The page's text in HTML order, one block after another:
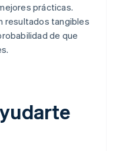
prácticas.
resultados tangibles
de que